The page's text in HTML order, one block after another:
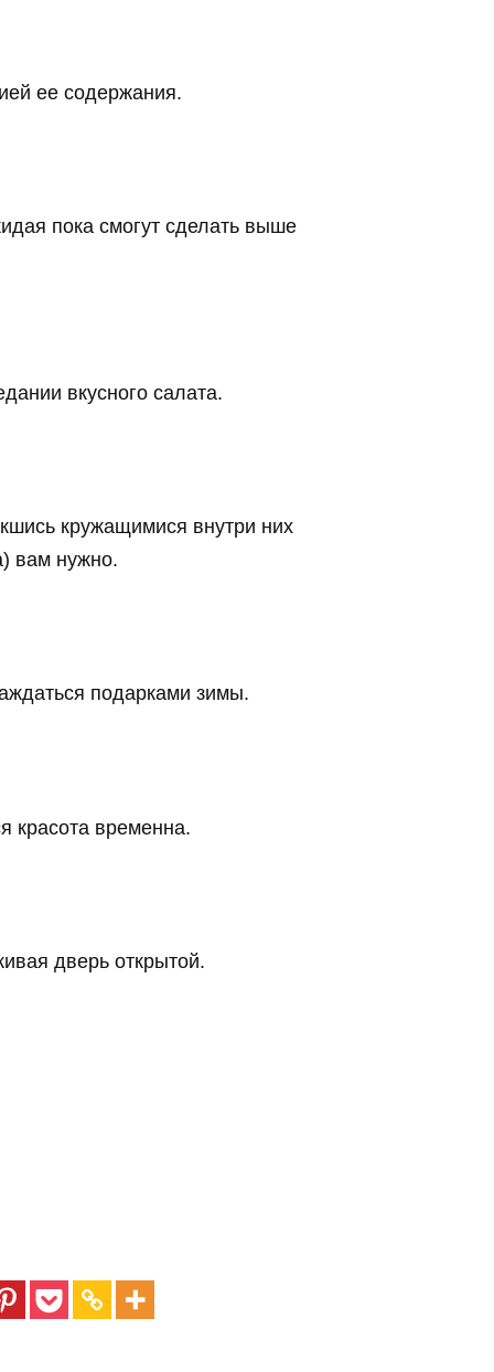
ее содержания.
пока смогут сделать выше
вкусного салата.
кружащимися внутри них
вам нужно.
подарками зимы.
красота временна.
дверь открытой.